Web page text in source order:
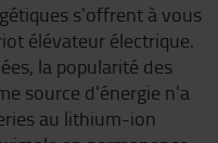
s'offrent à vous
élévateur électrique.
la popularité des
source d'énergie n'a
au lithium-ion